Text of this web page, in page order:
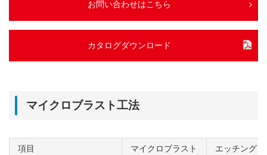
お問い合わせはこちら
カタログダウンロード
マイクロブラスト工法
項目 マイクロブラスト エッチング